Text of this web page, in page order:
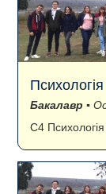
Психологія
Бакалавр ▪
C4 Психологія